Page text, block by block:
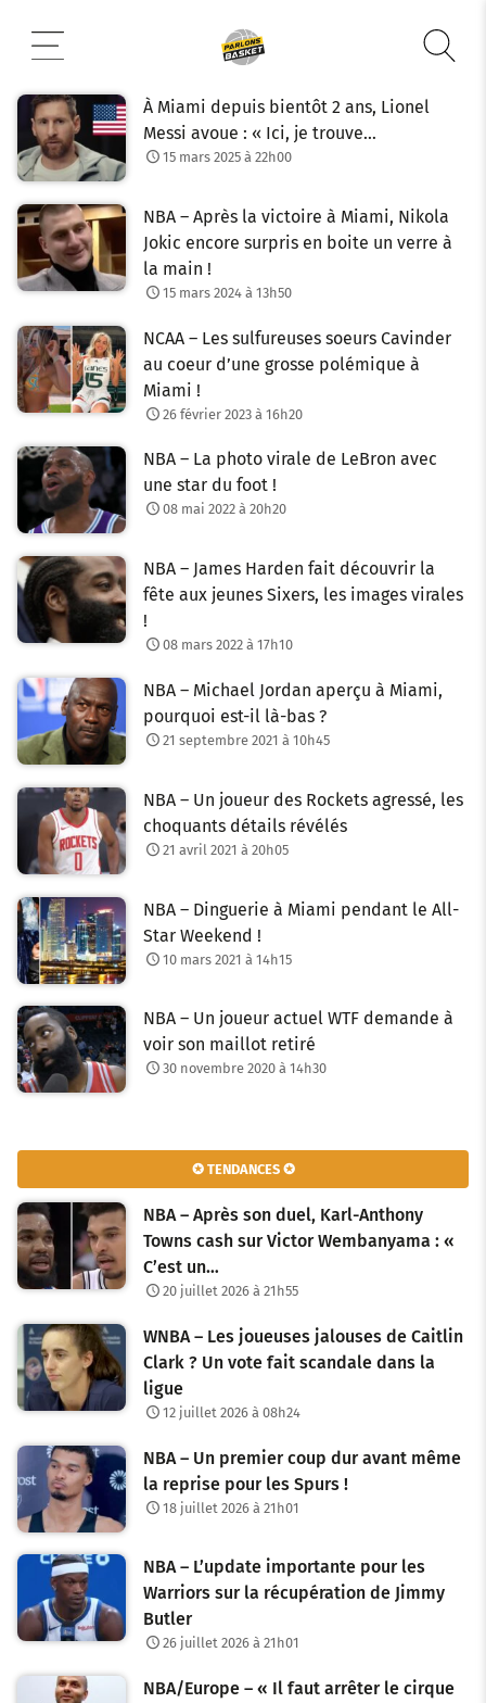
contenu
À Miami depuis bientôt 2 ans, Lionel
Messi avoue : « Ici, je trouve…
15 mars 2025 à 22h00
NBA – Après la victoire à Miami, Nikola
Jokic encore surpris en boite un verre à
la main !
15 mars 2024 à 13h50
NCAA – Les sulfureuses soeurs Cavinder
au coeur d’une grosse polémique à
Miami !
26 février 2023 à 16h20
NBA – La photo virale de LeBron avec
une star du foot !
08 mai 2022 à 20h20
NBA – James Harden fait découvrir la
fête aux jeunes Sixers, les images virales
!
08 mars 2022 à 17h10
NBA – Michael Jordan aperçu à Miami,
pourquoi est-il là-bas ?
21 septembre 2021 à 10h45
NBA – Un joueur des Rockets agressé, les
choquants détails révélés
21 avril 2021 à 20h05
NBA – Dinguerie à Miami pendant le All-
Star Weekend !
10 mars 2021 à 14h15
NBA – Un joueur actuel WTF demande à
voir son maillot retiré
30 novembre 2020 à 14h30
✪ TENDANCES ✪
NBA – Après son duel, Karl-Anthony
Towns cash sur Victor Wembanyama : «
C’est un…
20 juillet 2026 à 21h55
WNBA – Les joueuses jalouses de Caitlin
Clark ? Un vote fait scandale dans la
ligue
12 juillet 2026 à 08h24
NBA – Un premier coup dur avant même
la reprise pour les Spurs !
18 juillet 2026 à 21h01
NBA – L’update importante pour les
Warriors sur la récupération de Jimmy
Butler
26 juillet 2026 à 21h01
NBA/Europe – « Il faut arrêter le cirque